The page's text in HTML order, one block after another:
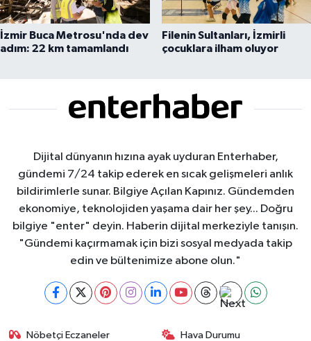
İzmir Buca Metrosu'nda dev
adım: 22 km tamamlandı
Filenin Sultanları, İzmirli
çocuklara ilham oluyor
Dijital dünyanın hızına ayak uyduran Enterhaber,
gündemi 7/24 takip ederek en sıcak gelişmeleri anlık
bildirimlerle sunar. Bilgiye Açılan Kapınız. Gündemden
ekonomiye, teknolojiden yaşama dair her şey... Doğru
bilgiye "enter" deyin. Haberin dijital merkeziyle tanışın.
"Gündemi kaçırmamak için bizi sosyal medyada takip
edin ve bültenimize abone olun."
Nöbetçi Eczaneler Hava Durumu